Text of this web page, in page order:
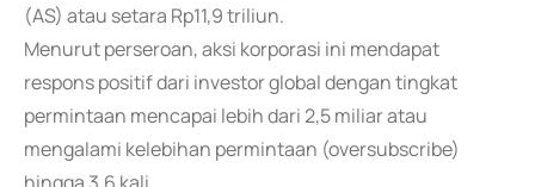
(AS) atau setara Rp11,9 triliun.
Menurut perseroan, aksi korporasi ini mendapat
respons positif dari investor global dengan tingkat
permintaan mencapai lebih dari 2,5 miliar atau
mengalami kelebihan permintaan (oversubscribe)